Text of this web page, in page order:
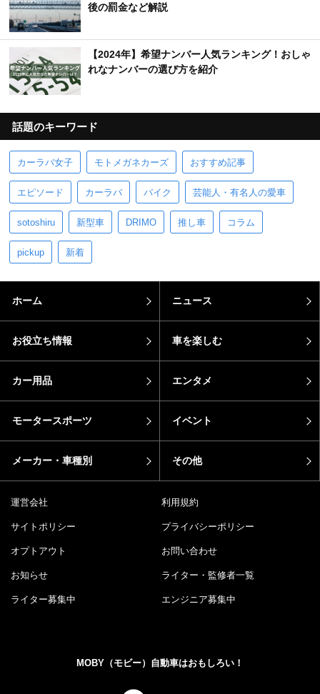
後の罰金など解説
【2024年】希望ナンバー人気ランキング！おしゃ
れなナンバーの選び方を紹介
話題のキーワード
カーラバ女子 モトメガネカーズ おすすめ記事
エピソード カーラバ バイク 芸能人・有名人の愛車
sotoshiru 新型車 DRIMO 推し車 コラム
pickup 新着
ホーム ニュース
お役立ち情報 車を楽しむ
カー用品 エンタメ
モータースポーツ イベント
メーカー・車種別 その他
運営会社 利用規約
サイトポリシー プライバシーポリシー
オプトアウト お問い合わせ
お知らせ ライター・監修者一覧
ライター募集中 エンジニア募集中
MOBY（モビー）自動車はおもしろい！